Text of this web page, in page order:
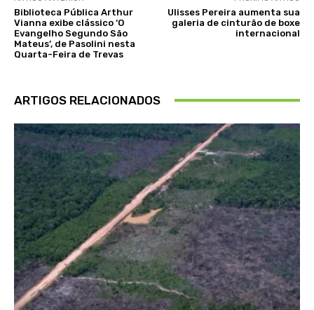
Biblioteca Pública Arthur
Vianna exibe clássico ‘O
Evangelho Segundo São
Mateus’, de Pasolini nesta
Quarta-Feira de Trevas
Ulisses Pereira aumenta sua
galeria de cinturão de boxe
internacional
ARTIGOS RELACIONADOS